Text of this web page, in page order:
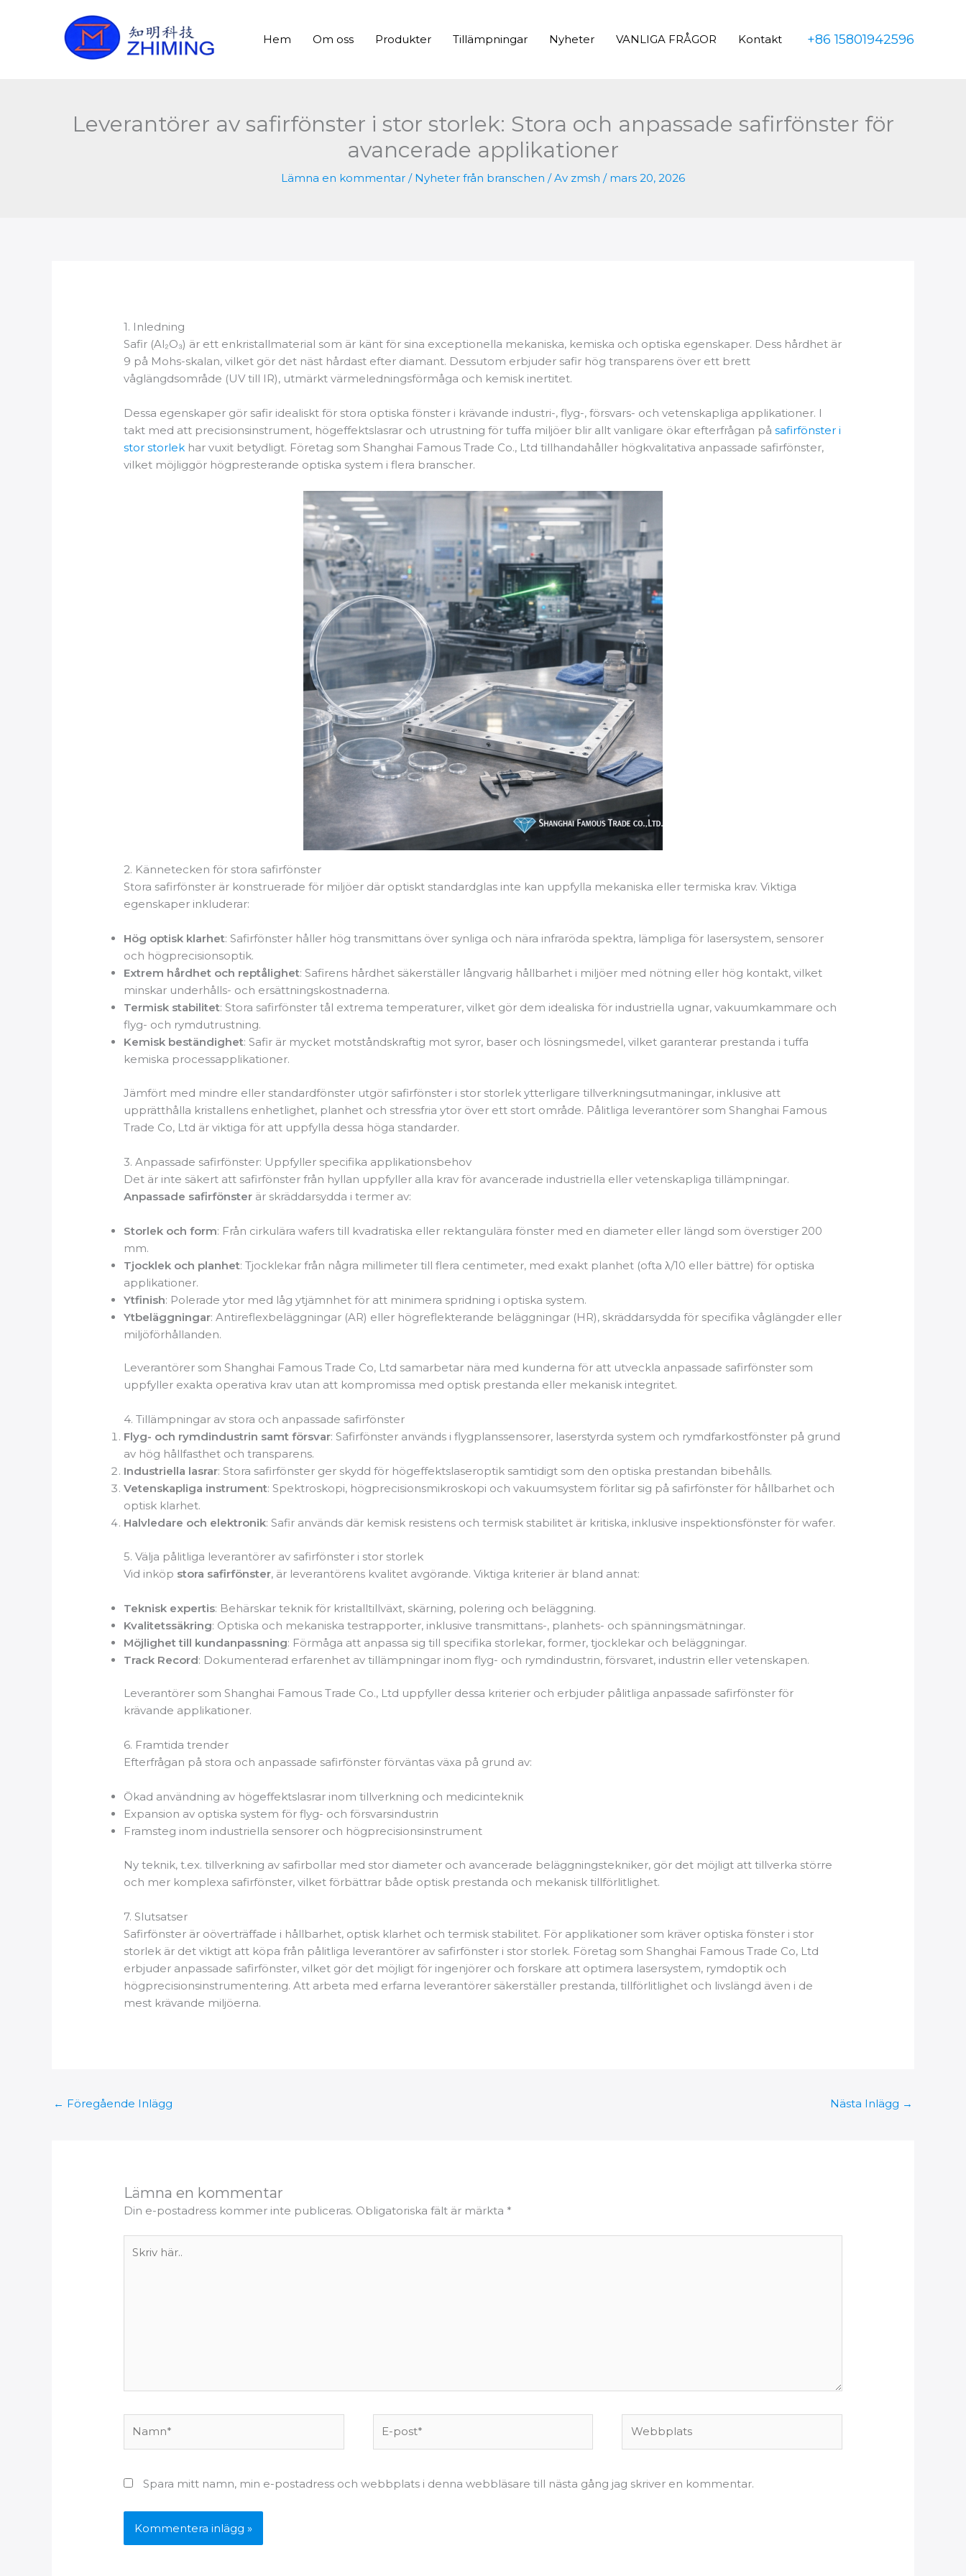
Hem Om oss Produkter Tillämpningar Nyheter VANLIGA FRÅGOR Kontakt +86 15801942596
Leverantörer av safirfönster i stor storlek: Stora och anpassade safirfönster för
avancerade applikationer
Lämna en kommentar / Nyheter från branschen / Av zmsh / mars 20, 2026
1. Inledning
Safir (Al₂O₃) är ett enkristallmaterial som är känt för sina exceptionella mekaniska, kemiska och optiska egenskaper. Dess hårdhet är
9 på Mohs-skalan, vilket gör det näst hårdast efter diamant. Dessutom erbjuder safir hög transparens över ett brett
våglängdsområde (UV till IR), utmärkt värmeledningsförmåga och kemisk inertitet.
Dessa egenskaper gör safir idealiskt för stora optiska fönster i krävande industri-, flyg-, försvars- och vetenskapliga applikationer. I
takt med att precisionsinstrument, högeffektslasrar och utrustning för tuffa miljöer blir allt vanligare ökar efterfrågan påsafirfönster i
stor storlek har vuxit betydligt. Företag som Shanghai Famous Trade Co., Ltd tillhandahåller högkvalitativa anpassade safirfönster,
vilket möjliggör högpresterande optiska system i flera branscher.
2. Kännetecken för stora safirfönster
Stora safirfönster är konstruerade för miljöer där optiskt standardglas inte kan uppfylla mekaniska eller termiska krav. Viktiga
egenskaper inkluderar:
Hög optisk klarhet: Safirfönster håller hög transmittans över synliga och nära infraröda spektra, lämpliga för lasersystem, sensorer
och högprecisionsoptik.
Extrem hårdhet och reptålighet: Safirens hårdhet säkerställer långvarig hållbarhet i miljöer med nötning eller hög kontakt, vilket
minskar underhålls- och ersättningskostnaderna.
Termisk stabilitet: Stora safirfönster tål extrema temperaturer, vilket gör dem idealiska för industriella ugnar, vakuumkammare och
flyg- och rymdutrustning.
Kemisk beständighet: Safir är mycket motståndskraftig mot syror, baser och lösningsmedel, vilket garanterar prestanda i tuffa
kemiska processapplikationer.
Jämfört med mindre eller standardfönster utgör safirfönster i stor storlek ytterligare tillverkningsutmaningar, inklusive att
upprätthålla kristallens enhetlighet, planhet och stressfria ytor över ett stort område. Pålitliga leverantörer som Shanghai Famous
Trade Co, Ltd är viktiga för att uppfylla dessa höga standarder.
3. Anpassade safirfönster: Uppfyller specifika applikationsbehov
Det är inte säkert att safirfönster från hyllan uppfyller alla krav för avancerade industriella eller vetenskapliga tillämpningar.
Anpassade safirfönster är skräddarsydda i termer av:
Storlek och form: Från cirkulära wafers till kvadratiska eller rektangulära fönster med en diameter eller längd som överstiger 200
mm.
Tjocklek och planhet: Tjocklekar från några millimeter till flera centimeter, med exakt planhet (ofta λ/10 eller bättre) för optiska
applikationer.
Ytfinish: Polerade ytor med låg ytjämnhet för att minimera spridning i optiska system.
Ytbeläggningar: Antireflexbeläggningar (AR) eller högreflekterande beläggningar (HR), skräddarsydda för specifika våglängder eller
miljöförhållanden.
Leverantörer som Shanghai Famous Trade Co, Ltd samarbetar nära med kunderna för att utveckla anpassade safirfönster som
uppfyller exakta operativa krav utan att kompromissa med optisk prestanda eller mekanisk integritet.
4. Tillämpningar av stora och anpassade safirfönster
Flyg- och rymdindustrin samt försvar: Safirfönster används i flygplanssensorer, laserstyrda system och rymdfarkostfönster på grund
av hög hållfasthet och transparens.
Industriella lasrar: Stora safirfönster ger skydd för högeffektslaseroptik samtidigt som den optiska prestandan bibehålls.
Vetenskapliga instrument: Spektroskopi, högprecisionsmikroskopi och vakuumsystem förlitar sig på safirfönster för hållbarhet och
optisk klarhet.
Halvledare och elektronik: Safir används där kemisk resistens och termisk stabilitet är kritiska, inklusive inspektionsfönster för wafer.
5. Välja pålitliga leverantörer av safirfönster i stor storlek
Vid inköp stora safirfönster, är leverantörens kvalitet avgörande. Viktiga kriterier är bland annat:
Teknisk expertis: Behärskar teknik för kristalltillväxt, skärning, polering och beläggning.
Kvalitetssäkring: Optiska och mekaniska testrapporter, inklusive transmittans-, planhets- och spänningsmätningar.
Möjlighet till kundanpassning: Förmåga att anpassa sig till specifika storlekar, former, tjocklekar och beläggningar.
Track Record: Dokumenterad erfarenhet av tillämpningar inom flyg- och rymdindustrin, försvaret, industrin eller vetenskapen.
Leverantörer som Shanghai Famous Trade Co., Ltd uppfyller dessa kriterier och erbjuder pålitliga anpassade safirfönster för
krävande applikationer.
6. Framtida trender
Efterfrågan på stora och anpassade safirfönster förväntas växa på grund av:
Ökad användning av högeffektslasrar inom tillverkning och medicinteknik
Expansion av optiska system för flyg- och försvarsindustrin
Framsteg inom industriella sensorer och högprecisionsinstrument
Ny teknik, t.ex. tillverkning av safirbollar med stor diameter och avancerade beläggningstekniker, gör det möjligt att tillverka större
och mer komplexa safirfönster, vilket förbättrar både optisk prestanda och mekanisk tillförlitlighet.
7. Slutsatser
Safirfönster är oöverträffade i hållbarhet, optisk klarhet och termisk stabilitet. För applikationer som kräver optiska fönster i stor
storlek är det viktigt att köpa från pålitliga leverantörer av safirfönster i stor storlek. Företag som Shanghai Famous Trade Co, Ltd
erbjuder anpassade safirfönster, vilket gör det möjligt för ingenjörer och forskare att optimera lasersystem, rymdoptik och
högprecisionsinstrumentering. Att arbeta med erfarna leverantörer säkerställer prestanda, tillförlitlighet och livslängd även i de
mest krävande miljöerna.
← Föregående Inlägg Nästa Inlägg →
Lämna en kommentar
Din e-postadress kommer inte publiceras. Obligatoriska fält är märkta *
här..
post*
Spara mitt namn, min e-postadress och webbplats i denna webbläsare till nästa gång jag skriver en kommentar.